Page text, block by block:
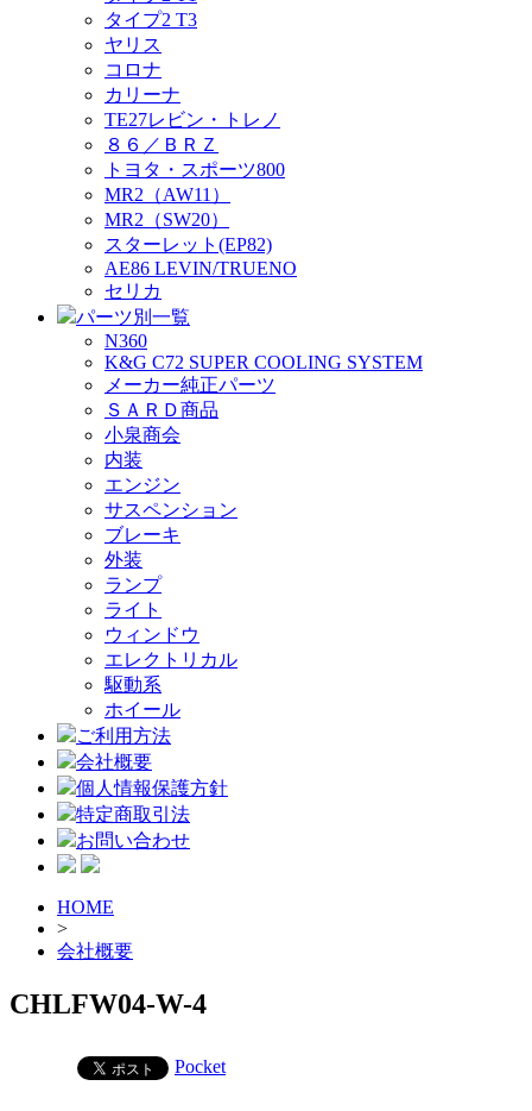
タイプ2 T3
ヤリス
コロナ
カリーナ
TE27レビン・トレノ
８６／ＢＲＺ
トヨタ・スポーツ800
MR2（AW11）
MR2（SW20）
スターレット(EP82)
AE86 LEVIN/TRUENO
セリカ
パーツ別一覧
N360
K&G C72 SUPER COOLING SYSTEM
メーカー純正パーツ
ＳＡＲＤ商品
小泉商会
内装
エンジン
サスペンション
ブレーキ
外装
ランプ
ライト
ウィンドウ
エレクトリカル
駆動系
ホイール
ご利用方法
会社概要
個人情報保護方針
特定商取引法
お問い合わせ
HOME
>
会社概要
CHLFW04-W-4
Pocket